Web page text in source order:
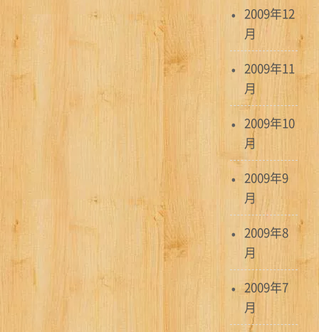
2009年12
月
2009年11
月
2009年10
月
2009年9
月
2009年8
月
2009年7
月